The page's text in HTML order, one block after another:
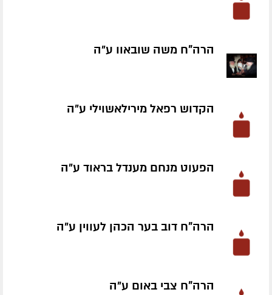
הרה"ח משה שובאוו ע״ה
הקדוש רפאל מירילאשוילי ע״ה
הפעוט מנחם מענדל בראוד ע״ה
הרה"ח דוב בער הכהן לעווין ע״ה
הרה"ח צבי באום ע״ה